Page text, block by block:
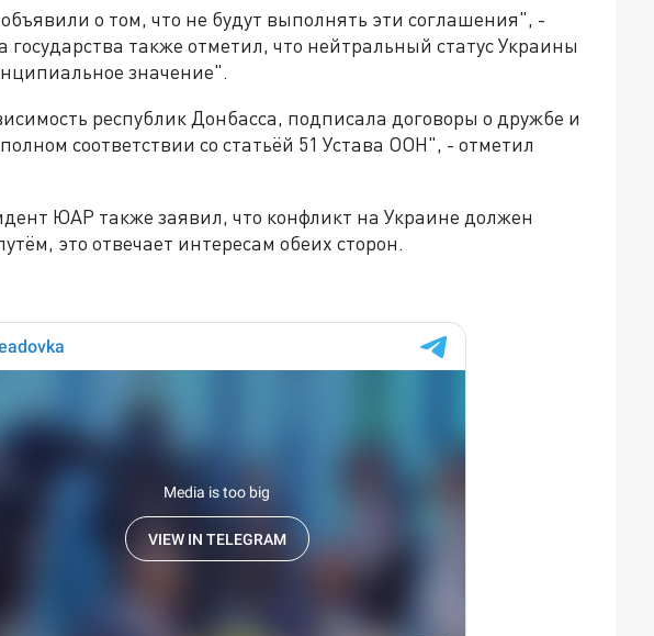
о том, что не будут выполнять эти соглашения", -
также отметил, что нейтральный статус Украины
значение".
республик Донбасса, подписала договоры о дружбе и
соответствии со статьёй 51 Устава ООН", - отметил
ЮАР также заявил, что конфликт на Украине должен
это отвечает интересам обеих сторон.